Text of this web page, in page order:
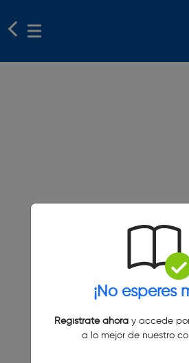
¡No esperes
Regístrate ahoray accede
a lo mejor de nuestro